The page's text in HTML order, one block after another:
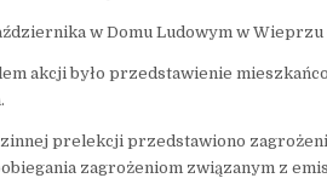
w Domu Ludowym w
akcji było przedstawienie
prelekcji przedstawiono
zagrożeniom związanym z